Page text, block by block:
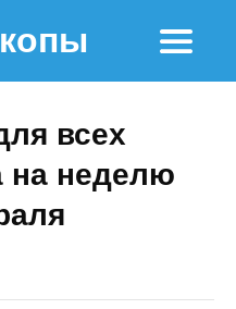
всех
на неделю